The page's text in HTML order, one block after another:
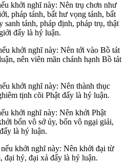
khởi nghĩ này: Nên trụ chơn như
pháp tánh, bất hư vọng tánh, bất
sanh tánh, pháp định, pháp trụ, thật
đấy là hý luận.
khởi nghĩ này: Nên tới vào Bồ tát
nên viên mãn chánh hạnh Bồ tát
khởi nghĩ này: Nên thành thục
tịnh cõi Phật đấy là hý luận.
khởi nghĩ này: Nên khởi Phật
bốn vô sở úy, bốn vô ngại giải,
là hý luận.
khởi nghĩ này: Nên khởi đại từ
đại hỷ, đại xả đấy là hý luận.